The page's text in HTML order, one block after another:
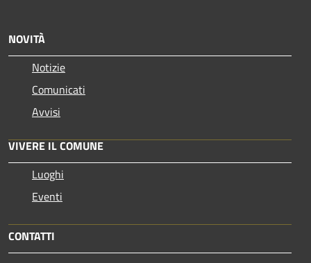
NOVITÀ
Notizie
Comunicati
Avvisi
VIVERE IL COMUNE
Luoghi
Eventi
CONTATTI